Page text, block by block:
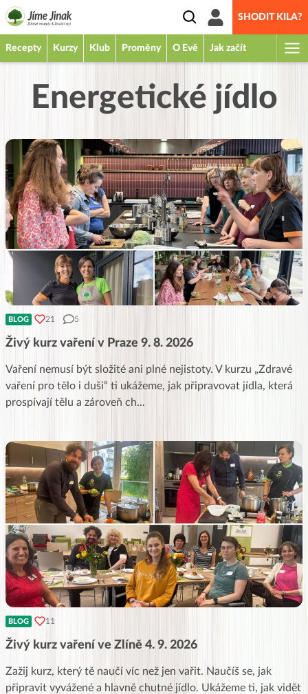
SHODIT KILA?
Recepty Kurzy Klub Proměny O Evě Jak začít
Energetické jídlo
BLOG 21 5
Živý kurz vaření v Praze 9. 8. 2026
Vaření nemusí být složité ani plné nejistoty. V kurzu „Zdravé
vaření pro tělo i duši“ ti ukážeme, jak připravovat jídla, která
prospívají tělu a zároveň ch...
BLOG 11
Živý kurz vaření ve Zlíně 4. 9. 2026
Zažij kurz, který tě naučí víc než jen vařit. Naučíš se, jak
připravit vyvážené a hlavně chutné jídlo. Ukážeme ti, jak vidět